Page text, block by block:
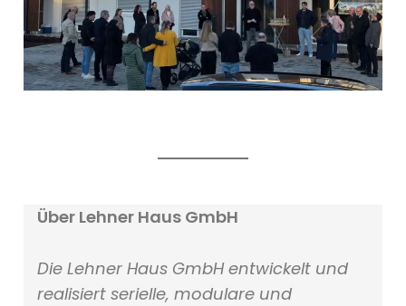
Über Lehner Haus GmbH
Die Lehner Haus GmbH entwickelt und
realisiert serielle, modulare und